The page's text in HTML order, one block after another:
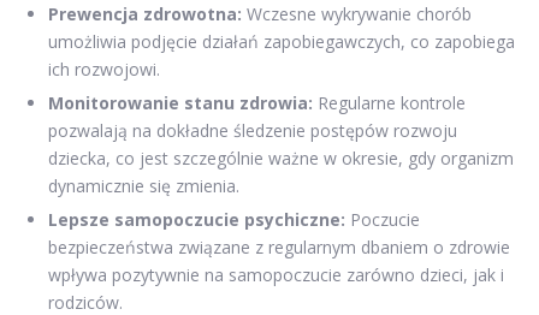
Prewencja zdrowotna: Wczesne wykrywanie chorób
umożliwia podjęcie działań zapobiegawczych, co zapobiega
ich rozwojowi.
Monitorowanie stanu zdrowia: Regularne kontrole
pozwalają na dokładne śledzenie postępów rozwoju
dziecka, co jest szczególnie ważne w okresie, gdy organizm
dynamicznie się zmienia.
Lepsze samopoczucie psychiczne: Poczucie
bezpieczeństwa związane z regularnym dbaniem o zdrowie
wpływa pozytywnie na samopoczucie zarówno dzieci, jak i
rodziców.